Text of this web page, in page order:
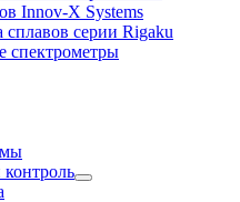
Innov-X Systems
сплавов серии Rigaku
спектрометры